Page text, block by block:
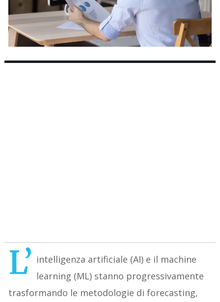
L’ intelligenza artificiale (AI) e il machine
learning (ML) stanno progressivamente
trasformando le metodologie di forecasting,